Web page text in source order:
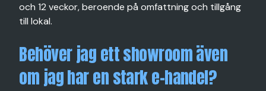
och 12 veckor, beroende på omfattning och tillgång
till lokal.
Behöver jag ett showroom även
om jag har en stark e-handel?